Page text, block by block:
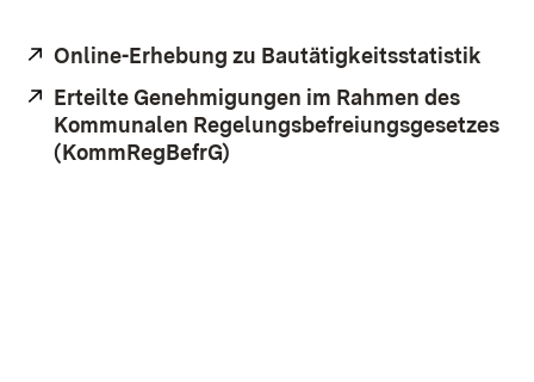
Extern:
Online-Erhebung zu Bautätigkeitsstatistik
Extern:
Erteilte Genehmigungen im Rahmen des
Kommunalen Regelungsbefreiungsgesetzes
(KommRegBefrG)